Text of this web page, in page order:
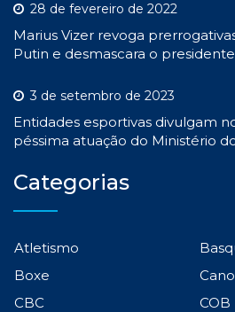
28 de fevereiro de 2022
Marius Vizer revoga
Putin e desmascara o
3 de setembro de 2023
Entidades esportivas divulgam
péssima atuação do Ministério
Categorias
Atletismo
Boxe
CBC
COB